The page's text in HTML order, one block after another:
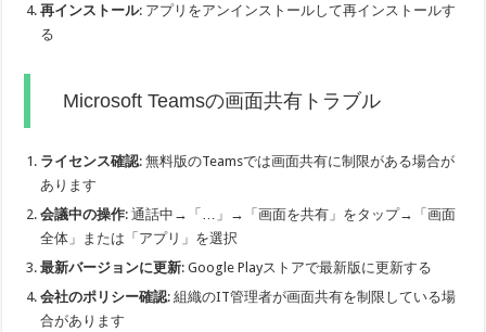
再インストール: アプリをアンインストールして再インストールす
る
Microsoft Teamsの画面共有トラブル
ライセンス確認: 無料版のTeamsでは画面共有に制限がある場合が
あります
会議中の操作: 通話中→「…」→「画面を共有」をタップ→「画面
全体」または「アプリ」を選択
最新バージョンに更新: Google Playストアで最新版に更新する
会社のポリシー確認: 組織のIT管理者が画面共有を制限している場
合があります